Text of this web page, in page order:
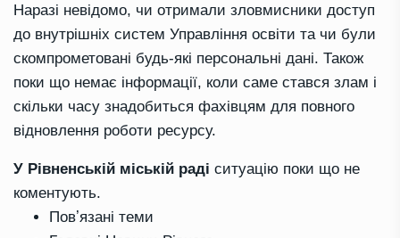
Наразі невідомо, чи отримали зловмисники доступ
до внутрішніх систем Управління освіти та чи були
скомпрометовані будь-які персональні дані. Також
поки що немає інформації, коли саме стався злам і
скільки часу знадобиться фахівцям для повного
відновлення роботи ресурсу.
У Рівненській міській раді ситуацію поки що не
коментують.
Повʼязані теми